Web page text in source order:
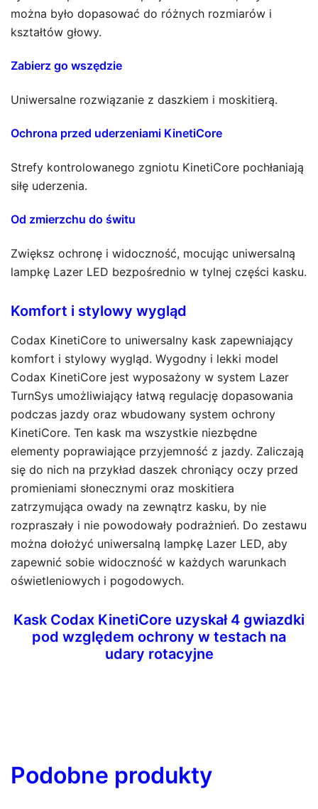
można było dopasować do różnych rozmiarów i
kształtów głowy.
Zabierz go wszędzie
Uniwersalne rozwiązanie z daszkiem i moskitierą.
Ochrona przed uderzeniami KinetiCore
Strefy kontrolowanego zgniotu KinetiCore pochłaniają
siłę uderzenia.
Od zmierzchu do świtu
Zwiększ ochronę i widoczność, mocując uniwersalną
lampkę Lazer LED bezpośrednio w tylnej części kasku.
Komfort i stylowy wygląd
Codax KinetiCore to uniwersalny kask zapewniający
komfort i stylowy wygląd. Wygodny i lekki model
Codax KinetiCore jest wyposażony w system Lazer
TurnSys umożliwiający łatwą regulację dopasowania
podczas jazdy oraz wbudowany system ochrony
KinetiCore. Ten kask ma wszystkie niezbędne
elementy poprawiające przyjemność z jazdy. Zaliczają
się do nich na przykład daszek chroniący oczy przed
promieniami słonecznymi oraz moskitiera
zatrzymująca owady na zewnątrz kasku, by nie
rozpraszały i nie powodowały podrażnień. Do zestawu
można dołożyć uniwersalną lampkę Lazer LED, aby
zapewnić sobie widoczność w każdych warunkach
oświetleniowych i pogodowych.
Kask Codax KinetiCore uzyskał 4 gwiazdki
pod względem ochrony w testach na
udary rotacyjne
Podobne produkty